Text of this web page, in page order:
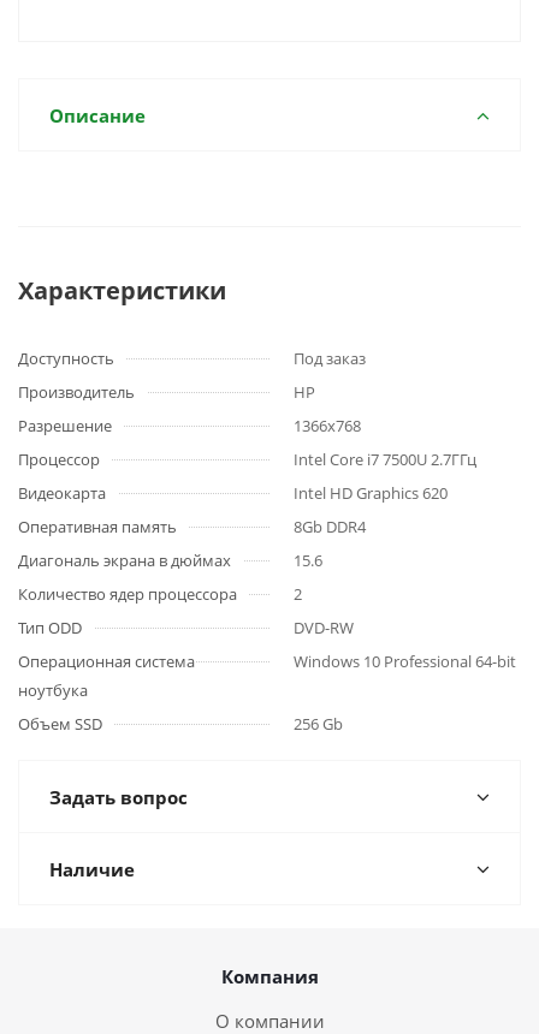
Описание
Характеристики
Доступность
Под заказ
Производитель
HP
Разрешение
1366x768
Процессор
Intel Core i7 7500U 2.7ГГц
Видеокарта
Intel HD Graphics 620
Оперативная память
8Gb DDR4
Диагональ экрана в дюймах
15.6
Количество ядер процессора
2
Тип ODD
DVD-RW
Операционная система
ноутбука
Windows 10 Professional 64-bit
Объем SSD 256 Gb
Задать вопрос
Наличие
Компания
О компании